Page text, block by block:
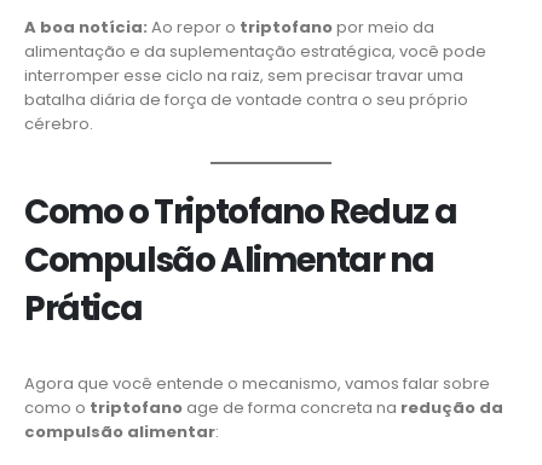
A boa notícia: Ao repor o triptofanopor meio da
alimentação e da suplementação estratégica, você pode
interromper esse ciclo na raiz, sem precisar travar uma
batalha diária de força de vontade contra o seu próprio
cérebro.
Como o Triptofano Reduz a
Compulsão Alimentar na
Prática
Agora que você entende o mecanismo, vamos falar sobre
como o triptofano age de forma concreta na redução da
compulsão alimentar: